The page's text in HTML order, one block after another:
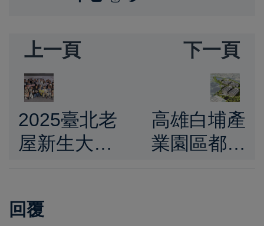
上一頁
2025臺北老
屋新生大獎
市文化、歷
下一頁
高雄白埔產
業園區都計
回覆